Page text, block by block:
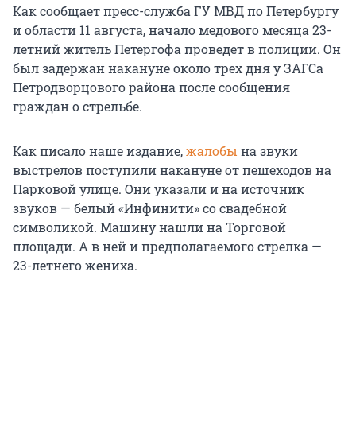
Как сообщает пресс-служба ГУ МВД по Петербургу
и области 11 августа, начало медового месяца 23-
летний житель Петергофа проведет в полиции. Он
был задержан накануне около трех дня у ЗАГСа
Петродворцового района после сообщения
граждан о стрельбе.
Как писало наше издание,жалобы на звуки
выстрелов поступили накануне от пешеходов на
Парковой улице. Они указали и на источник
звуков — белый «Инфинити» со свадебной
символикой. Машину нашли на Торговой
площади. А в ней и предполагаемого стрелка —
23-летнего жениха.